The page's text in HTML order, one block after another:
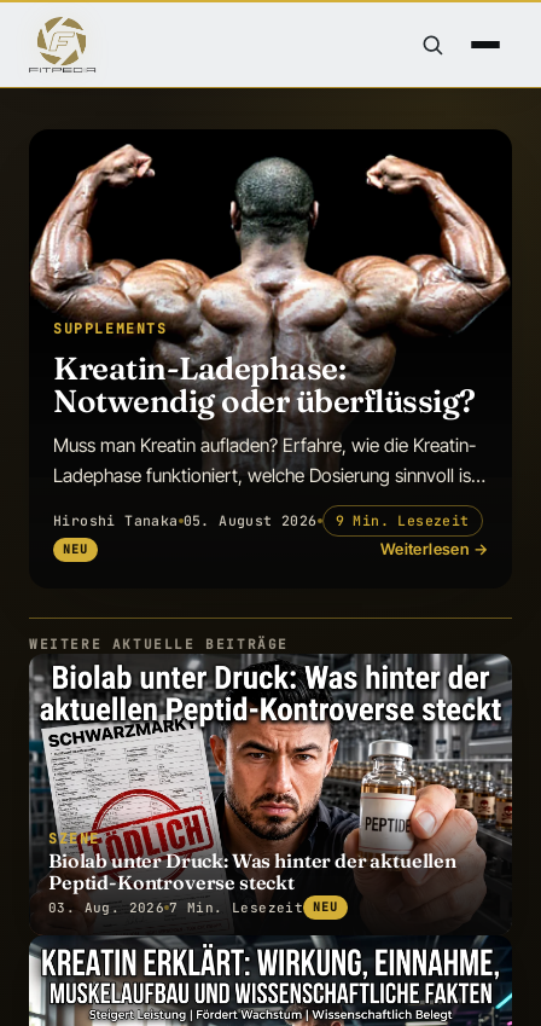
SUPPLEMENTS
Kreatin-Ladephase:
Notwendig oder überflüssig?
Muss man Kreatin aufladen? Erfahre, wie die Kreatin-
Ladephase funktioniert, welche Dosierung sinnvoll ist
und ob sie wirkliche Vorteile bietet.
Hiroshi Tanaka 05. August 2026 9 Min. Lesezeit
NEU Weiterlesen →
WEITERE AKTUELLE BEITRÄGE
SZENE
Biolab unter Druck: Was hinter der aktuellen
Peptid-Kontroverse steckt
03. Aug. 2026 7 Min. Lesezeit NEU